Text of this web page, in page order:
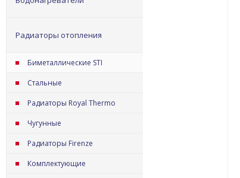
Радиаторы отопления
Биметаллические STI
Стальные
Радиаторы Royal Thermo
Чугунные
Радиаторы Firenze
Комплектующие